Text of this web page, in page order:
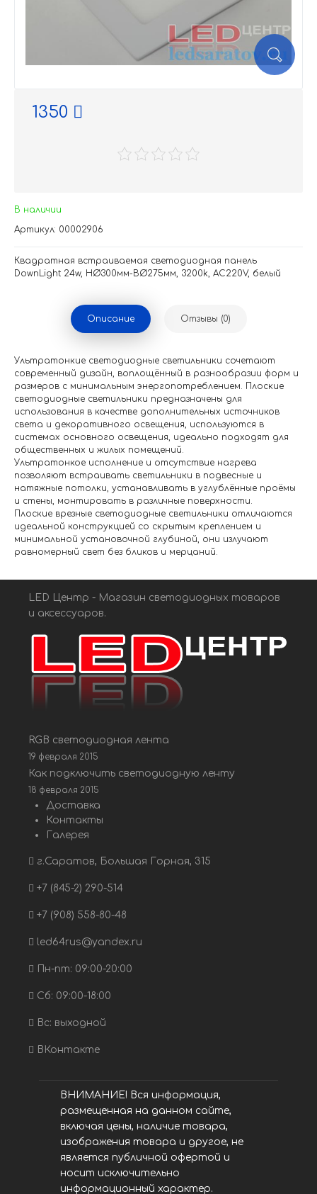
1350
В наличии
Артикул: 00002906
Квадратная встраиваемая светодиодная панель
DownLight 24w, НØ300мм-ВØ275мм, 3200k, AC220V, белый
Описание Отзывы (0)
Ультратонкие светодиодные светильники сочетают
современный дизайн, воплощённый в разнообразии форм и
размеров с минимальным энергопотреблением. Плоские
светодиодные светильники предназначены для
использования в качестве дополнительных источников
света и декоративного освещения, используются в
системах основного освещения, идеально подходят для
общественных и жилых помещений.
Ультратонкое исполнение и отсутствие нагрева
позволяют встраивать светильники в подвесные и
натяжные потолки, устанавливать в углублённые проёмы
и стены, монтировать в различные поверхности.
Плоские врезные светодиодные светильники отличаются
идеальной конструкцией со скрытым креплением и
минимальной установочной глубиной, они излучают
равномерный свет без бликов и мерцаний.
LED Центр - Магазин светодиодных товаров
и аксессуаров.
RGB светодиодная лента
19 февраля 2015
Как подключить светодиодную ленту
18 февраля 2015
Доставка
Контакты
Галерея
г.Саратов, Большая Горная, 315
+7 (845-2) 290-514
+7 (908) 558-80-48
led64rus@yandex.ru
Пн-пт: 09:00-20:00
Сб: 09:00-18:00
Вс: выходной
ВКонтакте
ВНИМАНИЕ! Вся информация,
размещенная на данном сайте,
включая цены, наличие товара,
изображения товара и другое, не
является публичной офертой и
носит исключительно
информационный характер.